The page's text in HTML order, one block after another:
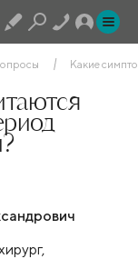
Какие